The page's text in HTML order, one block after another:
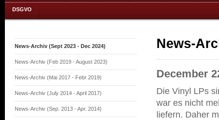
DSGVO
News-Archiv (Sept 2023 - Dec 2024)
News-Archiv (Feb 2019 - August 2023)
News-Archiv (Mai 2017 - Febr 2019)
News-Archiv (July 2014 - April 2017)
News-Archiv (Sep. 2013 - Apr. 2014)
News-
December
Die Vinyl LPs
war es nicht
liefern. Daher